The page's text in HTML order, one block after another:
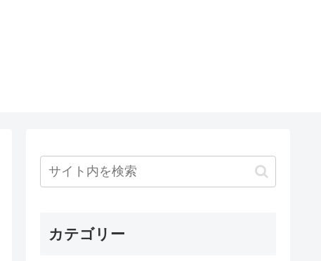
カテゴリー